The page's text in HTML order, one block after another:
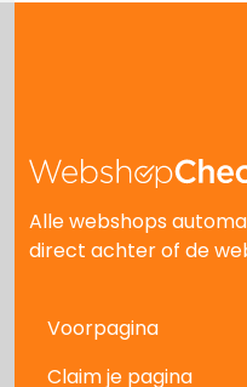
Alle webshops
direct achter of de
Voorpagina
Claim je pagina